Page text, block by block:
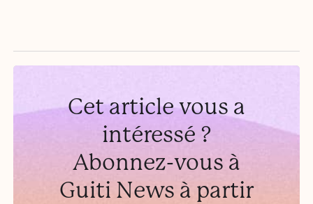
Cet article vous a
intéressé ?
Abonnez-vous à
Guiti News à partir